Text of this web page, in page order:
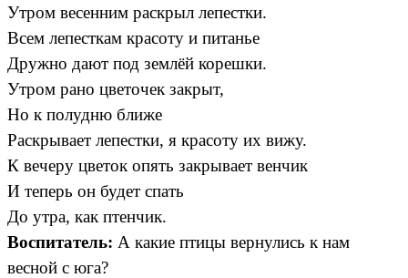
Утром весенним раскрыл лепестки.
Всем лепесткам красоту и питанье
Дружно дают под землёй корешки.
Утром рано цветочек закрыт,
Но к полудню ближе
Раскрывает лепестки, я красоту их вижу.
К вечеру цветок опять закрывает венчик
И теперь он будет спать
До утра, как птенчик.
Воспитатель: А какие птицы вернулись к нам
весной с юга?